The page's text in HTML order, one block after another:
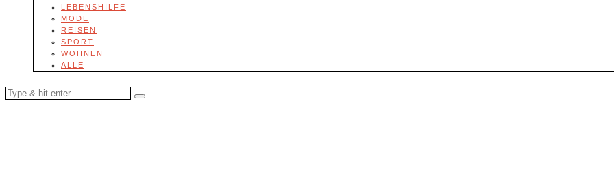
LEBENSHILFE
MODE
REISEN
SPORT
WOHNEN
ALLE